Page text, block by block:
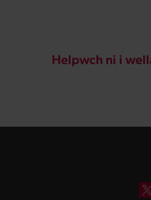
Helpwch ni i